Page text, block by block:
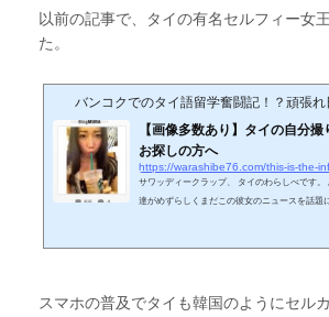
以前の記事で、タイの有名セルフィー女
た。
バンコクでのタイ語留学奮闘記！？頑張れ
【画像多数あり】タイの自分
お探しの方へ
サワッディークラップ、 タイのわらしべです。
達がめずらしくまだこの彼女のニュースを話題
は、どんな人なの？もっと具体的に言えばどん
ら発信されて...
スマホの普及でタイも韓国のようにセル